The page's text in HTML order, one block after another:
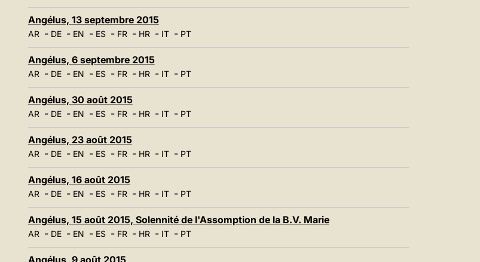
Angélus, 13 septembre 2015
AR- DE- EN - ES- FR- HR- IT- PT
Angélus, 6 septembre 2015
AR- DE- EN - ES- FR- HR- IT- PT
Angélus, 30 août 2015
AR- DE- EN - ES- FR- HR- IT- PT
Angélus, 23 août 2015
AR- DE- EN - ES- FR- HR- IT- PT
Angélus, 16 août 2015
AR- DE- EN - ES- FR- HR- IT- PT
Angélus, 15 août 2015, Solennité de l'Assomption de la B.V. Marie
AR- DE- EN - ES- FR- HR- IT- PT
Angélus, 9 août 2015